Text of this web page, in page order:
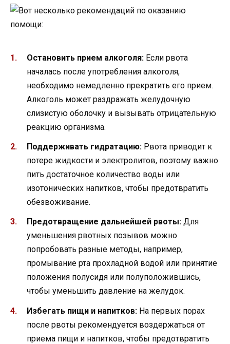
Остановить прием алкоголя: Если рвота
началась после употребления алкоголя,
необходимо немедленно прекратить его прием.
Алкоголь может раздражать желудочную
слизистую оболочку и вызывать отрицательную
реакцию организма.
Поддерживать гидратацию: Рвота приводит к
потере жидкости и электролитов, поэтому важно
пить достаточное количество воды или
изотонических напитков, чтобы предотвратить
обезвоживание.
Предотвращение дальнейшей рвоты: Для
уменьшения рвотных позывов можно
попробовать разные методы, например,
промывание рта прохладной водой или принятие
положения полусидя или полуположившись,
чтобы уменьшить давление на желудок.
Избегать пищи и напитков: На первых порах
после рвоты рекомендуется воздержаться от
приема пищи и напитков, чтобы предотвратить